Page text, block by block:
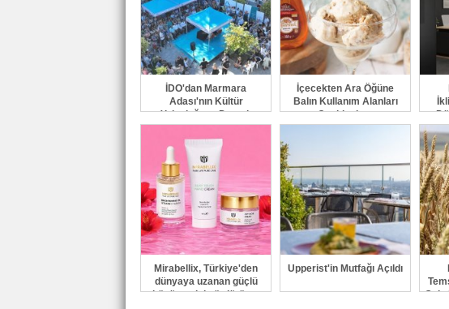
İDO'dan Marmara
Adası'nın Kültür
Yolculuğuna Destek
İçecekten Ara Öğüne
Balın Kullanım Alanları
Çeşitleniyor
Mirabellix, Türkiye'den
dünyaya uzanan güçlü
büyümesini sürdürüyor
Upperist'in Mutfağı Açıldı
Gıda